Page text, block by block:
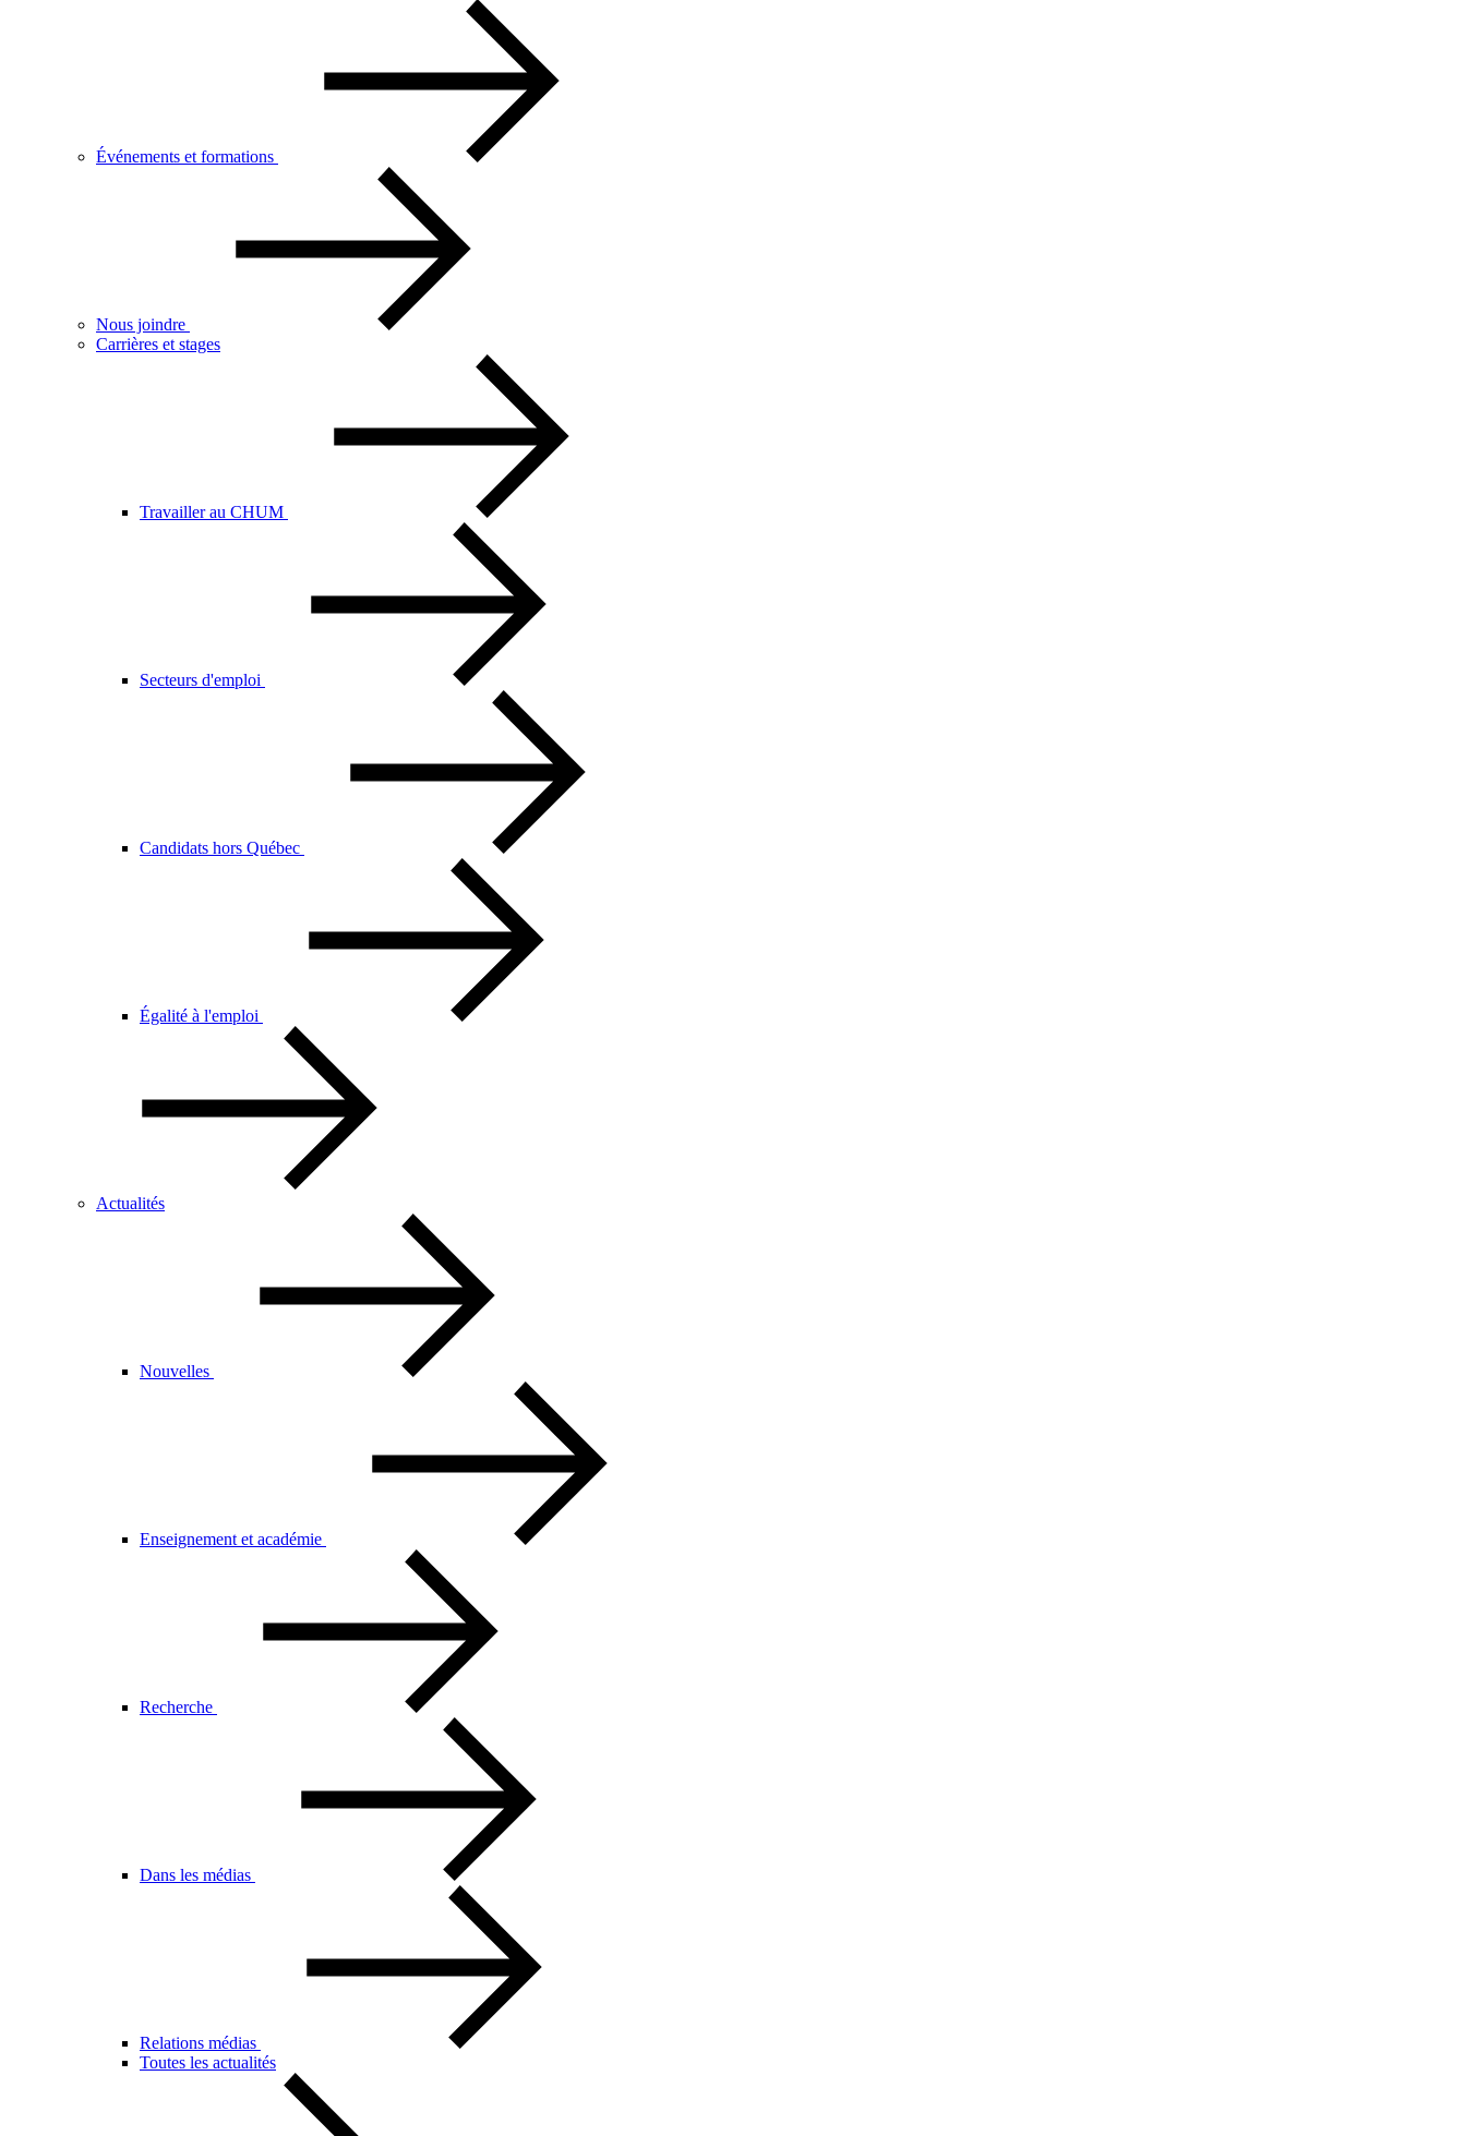
Événements et formations
Nous joindre
Carrières et stages
Travailler au CHUM
Secteurs d'emploi
Candidats hors Québec
Égalité à l'emploi
Actualités
Nouvelles
Enseignement et académie
Recherche
Dans les médias
Relations médias
Toutes les actualités